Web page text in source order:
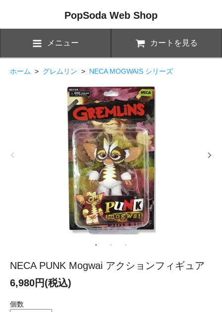
PopSoda Web Shop
メニュー カートを見る
ホーム > グレムリン > NECA MOGWAIS シリーズ
NECA PUNK Mogwai アクションフィギュア
6,980円(税込)
個数